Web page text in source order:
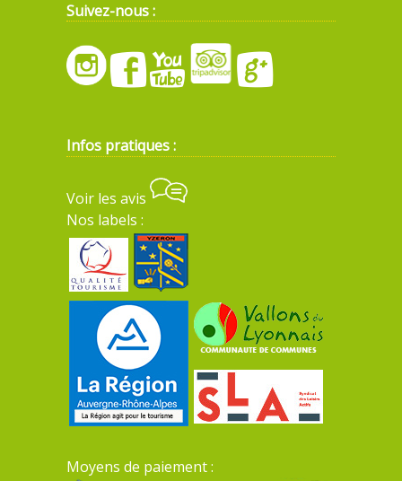
Suivez-nous :
Infos pratiques :
Voir les avis
Nos labels :
Moyens de paiement :